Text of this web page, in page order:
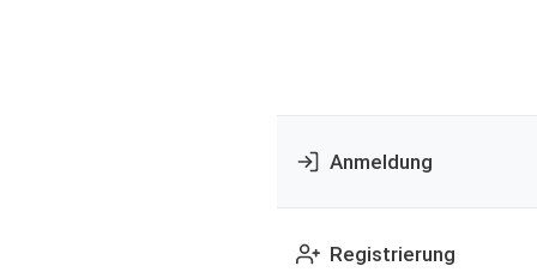
Anmeldung
Registrierung